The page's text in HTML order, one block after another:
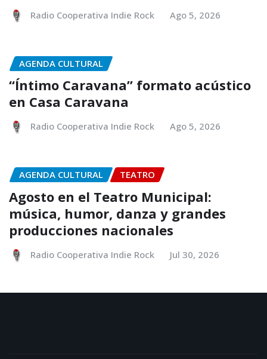
Radio Cooperativa Indie Rock Ago 5, 2026
AGENDA CULTURAL
“Íntimo Caravana” formato acústico
en Casa Caravana
Radio Cooperativa Indie Rock Ago 5, 2026
AGENDA CULTURAL TEATRO
Agosto en el Teatro Municipal:
música, humor, danza y grandes
producciones nacionales
Radio Cooperativa Indie Rock Jul 30, 2026